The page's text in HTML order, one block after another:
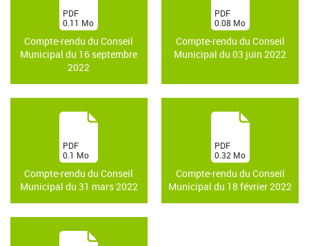
Compte-rendu du Conseil
Municipal du 16 septembre
2022
(PDF
0.11 Mo
)
Compte-rendu du Conseil
Municipal du 03 juin 2022
(PDF
0.08 Mo
)
Compte-rendu du Conseil
Municipal du 31 mars 2022
(PDF
0.1 Mo
)
Compte-rendu du Conseil
Municipal du 18 février 2022
(PDF
0.32 Mo
)